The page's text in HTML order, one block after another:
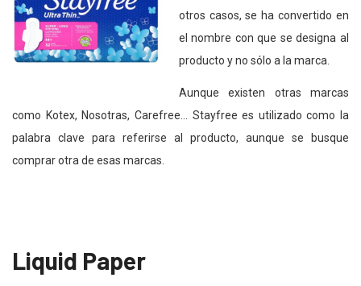
otros casos, se ha convertido en
el nombre con que se designa al
producto y no sólo a la marca.
Aunque existen otras marcas
como Kotex, Nosotras, Carefree… Stayfree es utilizado como la
palabra clave para referirse al producto, aunque se busque
comprar otra de esas marcas.
Liquid Paper